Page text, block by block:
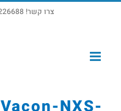
צרו קשר! 03-9226688